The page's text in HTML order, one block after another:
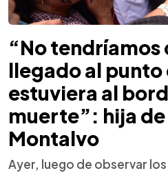
“No tendríamos
llegado al punto
estuviera al
muerte”: hija
Montalvo
Ayer, luego de observar